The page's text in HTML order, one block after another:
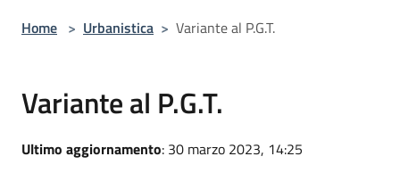
Home > Urbanistica > Variante al P.G.T.
Variante al P.G.T.
Ultimo aggiornamento: 30 marzo 2023, 14:25